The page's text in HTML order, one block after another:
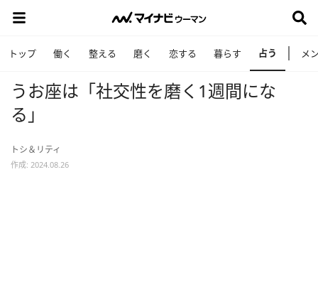
トップ 働く 整える 磨く 恋する 暮らす 占う メ
うお座は「社交性を磨く1週間にな
る」
トシ＆リティ
作成: 2024.08.26